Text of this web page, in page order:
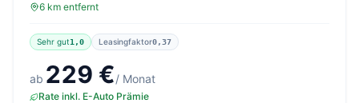
6 km entfernt
Sehr gut1,0 Leasingfaktor0,37
ab 229 €/ Monat
Rate inkl. E-Auto Prämie